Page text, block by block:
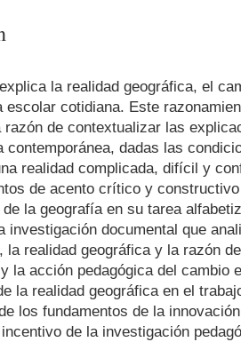
la realidad geográfica, el
escolar cotidiana. Este
razón de contextualizar las
contemporánea, dadas las
realidad complicada, difícil y
de acento crítico y
de la geografía en su tarea
investigación documental que
la realidad geográfica y la razón
la acción pedagógica del cambio
la realidad geográfica en el
los fundamentos de la
de la investigación